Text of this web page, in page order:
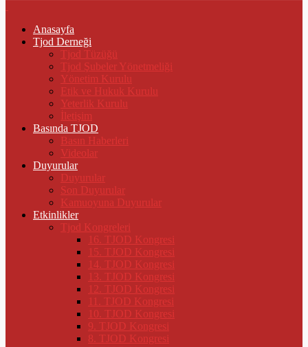
Anasayfa
Tjod Derneği
Tjod Tüzüğü
Tjod Şubeler Yönetmeliği
Yönetim Kurulu
Etik ve Hukuk Kurulu
Yeterlik Kurulu
İletişim
Basında TJOD
Basın Haberleri
Videolar
Duyurular
Duyurular
Son Duyurular
Kamuoyuna Duyurular
Etkinlikler
Tjod Kongreleri
16. TJOD Kongresi
15. TJOD Kongresi
14. TJOD Kongresi
13. TJOD Kongresi
12. TJOD Kongresi
11. TJOD Kongresi
10. TJOD Kongresi
9. TJOD Kongresi
8. TJOD Kongresi